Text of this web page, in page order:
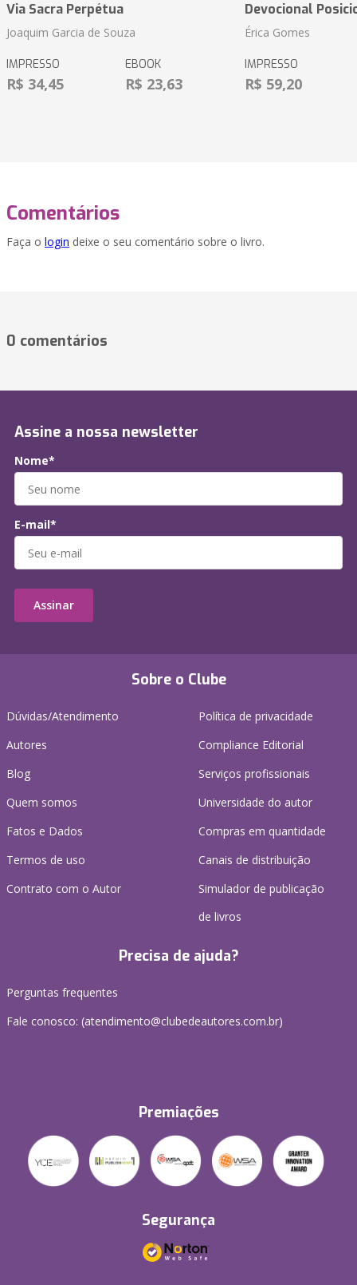
Via Sacra Perpétua
Joaquim Garcia de Souza
IMPRESSO
R$ 34,45
EBOOK
R$ 23,63
Devocional
Érica Gomes
IMPRESSO
R$ 59,20
Comentários
Faça o login deixe o seu comentário sobre o livro.
0 comentários
Sobre o Clube
Dúvidas/Atendimento
Autores
Blog
Quem somos
Fatos e Dados
Termos de uso
Contrato com o Autor
Política de privacidade
Compliance Editorial
Serviços profissionais
Universidade do autor
Compras em quantidade
Canais de distribuição
Simulador de publicação
de livros
Precisa de ajuda?
Perguntas frequentes
Fale conosco: (atendimento@clubedeautores.com.br)
Premiações
Segurança
Assine a nossa newsletter
Nome*
E-mail*
Assinar